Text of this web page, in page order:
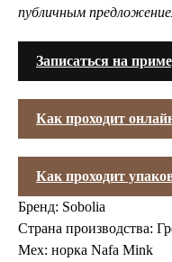
публичным
Записаться на
Как проходит
Как проходит
Бренд: Sobolia
Страна производства:
Мех: норка Nafa Mink